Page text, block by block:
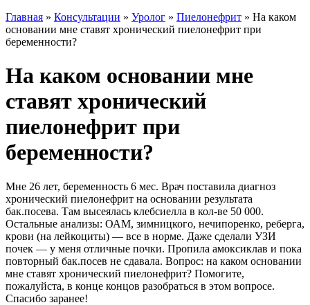
Главная » Консультации » Уролог » Пиелонефрит » На каком
основании мне ставят хронический пиелонефрит при
беременности?
На каком основании мне
ставят хронический
пиелонефрит при
беременности?
Мне 26 лет, беременность 6 мес. Врач поставила диагноз
хронический пиелонефрит на основании результата
бак.посева. Там высеялась клебсиелла в кол-ве 50 000.
Остальные анализы: ОАМ, зимницкого, нечипоренко, реберга,
крови (на лейкоциты) — все в норме. Даже сделали УЗИ
почек — у меня отличные почки. Пропила амоксиклав и пока
повторный бак.посев не сдавала. Вопрос: на каком основании
мне ставят хронический пиелонефрит? Помогите,
пожалуйста, в конце концов разобраться в этом вопросе.
Спасибо заранее!